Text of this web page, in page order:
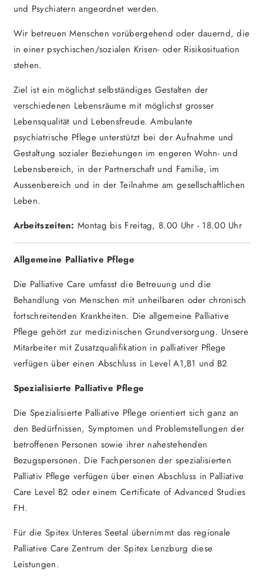
und Psychiatern angeordnet werden.
Wir betreuen Menschen vorübergehend oder dauernd, die
in einer psychischen/sozialen Krisen- oder Risikosituation
stehen.
Ziel ist ein möglichst selbständiges Gestalten der
verschiedenen Lebensräume mit möglichst grosser
Lebensqualität und Lebensfreude. Ambulante
psychiatrische Pflege unterstützt bei der Aufnahme und
Gestaltung sozialer Beziehungen im engeren Wohn- und
Lebensbereich, in der Partnerschaft und Familie, im
Aussenbereich und in der Teilnahme am gesellschaftlichen
Leben.
Arbeitszeiten: Montag bis Freitag, 8.00 Uhr - 18.00 Uhr
Allgemeine Palliative Pflege
Die Palliative Care umfasst die Betreuung und die
Behandlung von Menschen mit unheilbaren oder chronisch
fortschreitenden Krankheiten. Die allgemeine Palliative
Pflege gehört zur medizinischen Grundversorgung. Unsere
Mitarbeiter mit Zusatzqualifikation in palliativer Pflege
verfügen über einen Abschluss in Level A1,B1 und B2
Spezialisierte Palliative Pflege
Die Spezialisierte Palliative Pflege orientiert sich ganz an
den Bedürfnissen, Symptomen und Problemstellungen der
betroffenen Personen sowie ihrer nahestehenden
Bezugspersonen. Die Fachpersonen der spezialisierten
Palliativ Pflege verfügen über einen Abschluss in Palliative
Care Level B2 oder einem Certificate of Advanced Studies
FH.
Für die Spitex Unteres Seetal übernimmt das regionale
Palliative Care Zentrum der Spitex Lenzburg diese
Leistungen.